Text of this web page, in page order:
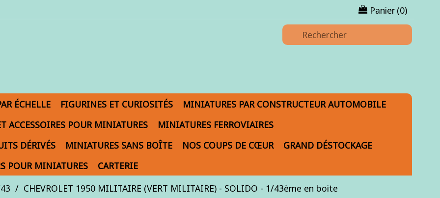
Panier(0)
ÉCHELLE FIGURINES ET CURIOSITÉS
MINIATURES PAR CONSTRUCTEUR AUTOMOBILE
ACCESSOIRES POUR MINIATURES
MINIATURES FERROVIAIRES
DÉRIVÉS
MINIATURES SANS BOÎTE NOS COUPS DE CŒUR
GRAND DÉSTOCKAGE
POUR MINIATURES
CARTERIE
CHEVROLET 1950 MILITAIRE (VERT MILITAIRE) - SOLIDO - 1/43ème en boite